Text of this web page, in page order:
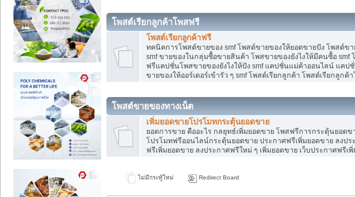
โพสต์เรียกลูกค้าโพสฟรี
โพสต์เรียกลูกค้าฟรี
ทคนิคการโพสต์ขายของ smf โพสต์ขายของให้ยอดขายปัง โพสต์ข
smf ขายของในกลุ่มซื้อขายสินค้า โพสขายของยังไงให้มีคนซื้อ smf
ฟรีแคปชั่นโพสขายของยังไงให้ปัง smf แคปชั่นแม่ค้าออนไลน์ แคป
ขายของให้ออร์เดอร์เข้ารัว ๆ smf โพสต์เรียกลูกค้า โพสต์เรียกลูกค้
โพสต์ขายของทางเน็ต
เพิ่มยอดขายโปรโมทกระตุ้นยอดขาย
ยอดการขาย คืออะไร กลยุทธ์เพิ่มยอดขาย โพสฟรีการกระตุ้นยอด
โปรโมทฟรีออนไลน์กระตุ้นยอดขาย ประกาศฟรีเพิ่มยอดขาย ลงปร
ฟรีเพิ่มยอดขาย ลงประกาศฟรีใหม่ ๆ เพิ่มยอดขาย เว็บประกาศฟรีเ
ไม่มีกระทู้ใหม่ Redirect Board